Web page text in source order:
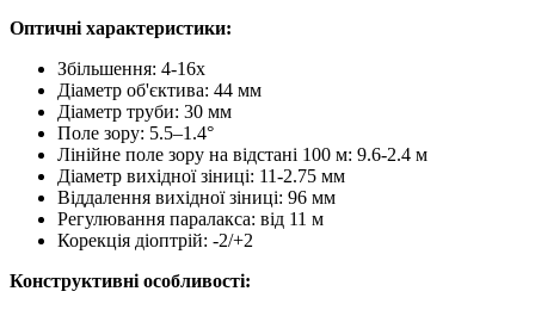
Оптичні характеристики:
Збільшення: 4-16x
Діаметр об'єктива: 44 мм
Діаметр труби: 30 мм
Поле зору: 5.5–1.4°
Лінійне поле зору на відстані 100 м: 9.6-2.4 м
Діаметр вихідної зіниці: 11-2.75 мм
Віддалення вихідної зіниці: 96 мм
Регулювання паралакса: від 11 м
Корекція діоптрій: -2/+2
Конструктивні особливості: